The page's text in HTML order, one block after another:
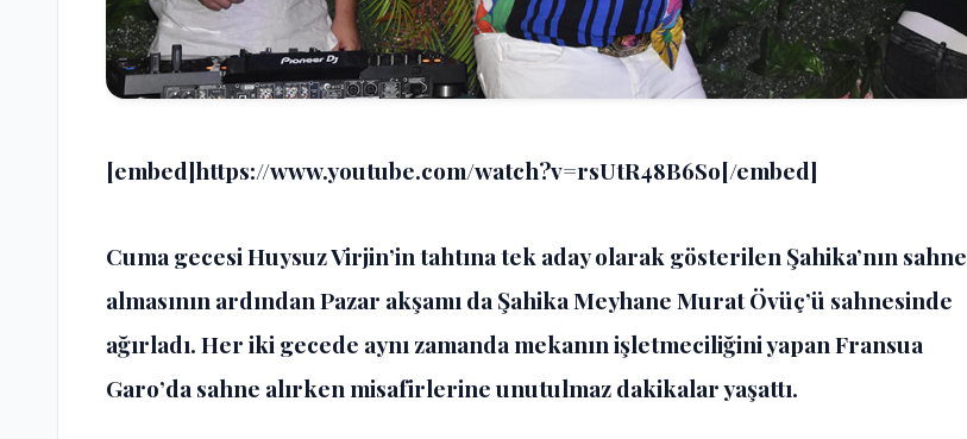
[embed]https://www.youtube.com/watch?v=rsUtR48B6So[/embed]
Cuma gecesi Huysuz Virjin’in tahtına tek aday olarak gösterilen Şahika’nın sahne
almasının ardından Pazar akşamı da Şahika Meyhane Murat Övüç’ü sahnesinde
ağırladı. Her iki gecede aynı zamanda mekanın işletmeciliğini yapan Fransua
Garo’da sahne alırken misafirlerine unutulmaz dakikalar yaşattı.